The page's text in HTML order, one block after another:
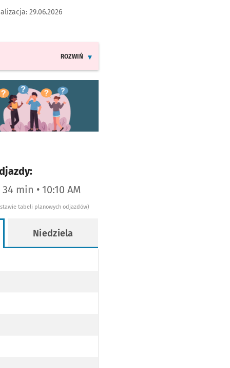
29.06.2026
ROZWIŃ
się w nowej karcie
min • 10:10 AM
tabeli planowych odjazdów)
Niedziela